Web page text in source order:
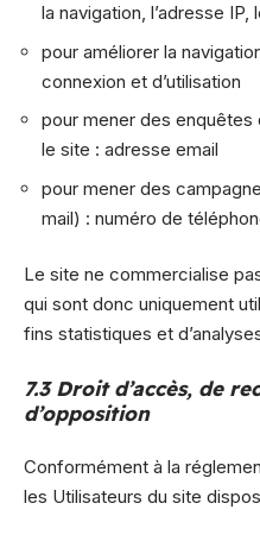
la navigation, l’adresse
pour améliorer la
connexion et d’utilisation
pour mener des
le site : adresse email
pour mener des
mail) : numéro de
Le site ne commercialise
qui sont donc uniquement
fins statistiques et
7.3 Droit d’accès, de
d’opposition
Conformément à la
les Utilisateurs du site